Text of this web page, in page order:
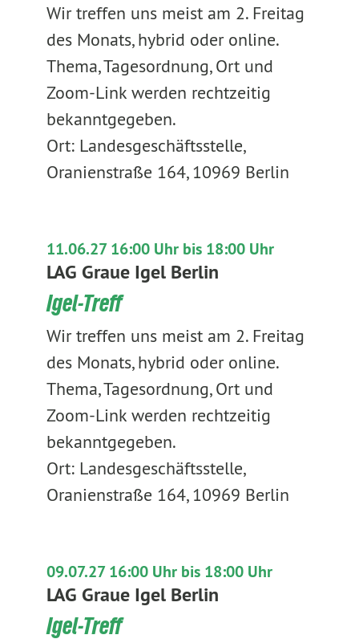
Wir treffen uns meist am 2. Freitag
des Monats, hybrid oder online.
Thema, Tagesordnung, Ort und
Zoom-Link werden rechtzeitig
bekanntgegeben.
Ort: Landesgeschäftsstelle,
Oranienstraße 164, 10969 Berlin
11.06.27 16:00 Uhr bis 18:00 Uhr
LAG Graue Igel Berlin
Igel-Treff
Wir treffen uns meist am 2. Freitag
des Monats, hybrid oder online.
Thema, Tagesordnung, Ort und
Zoom-Link werden rechtzeitig
bekanntgegeben.
Ort: Landesgeschäftsstelle,
Oranienstraße 164, 10969 Berlin
09.07.27 16:00 Uhr bis 18:00 Uhr
LAG Graue Igel Berlin
Igel-Treff